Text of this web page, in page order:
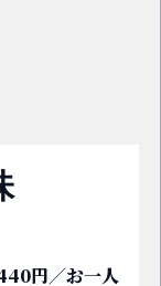
円／お一人